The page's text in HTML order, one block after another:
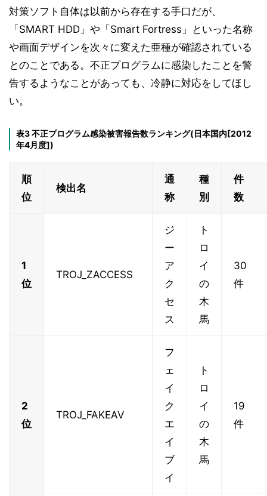
対策ソフト自体は以前から存在する手口だが、
「SMART HDD」や「Smart Fortress」といった名称
や画面デザインを次々に変えた亜種が確認されている
とのことである。不正プログラムに感染したことを警
告するようなことがあっても、冷静に対応をしてほし
い。
表3 不正プログラム感染被害報告数ランキング(日本国内[2012
年4月度])
順
位
検出名
通
称
種
別
件
数
1
位
TROJ_ZACCESS
ジ
ー
ア
ク
セ
ス
ト
ロ
イ
の
木
馬
30
件
2
位
TROJ_FAKEAV
フ
ェ
イ
ク
エ
イ
ブ
イ
ト
ロ
イ
の
木
馬
19
件